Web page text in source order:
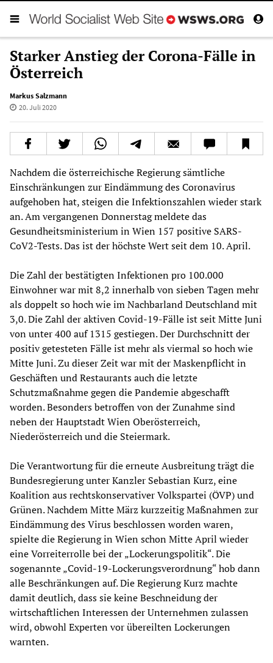
Starker Anstieg der Corona-Fälle in
Österreich
Markus Salzmann
20. Juli 2020
Nachdem die österreichische Regierung sämtliche
Einschränkungen zur Eindämmung des Coronavirus
aufgehoben hat, steigen die Infektionszahlen wieder stark
an. Am vergangenen Donnerstag meldete das
Gesundheitsministerium in Wien 157 positive SARS-
CoV2-Tests. Das ist der höchste Wert seit dem 10. April.
Die Zahl der bestätigten Infektionen pro 100.000
Einwohner war mit 8,2 innerhalb von sieben Tagen mehr
als doppelt so hoch wie im Nachbarland Deutschland mit
3,0. Die Zahl der aktiven Covid-19-Fälle ist seit Mitte Juni
von unter 400 auf 1315 gestiegen. Der Durchschnitt der
positiv getesteten Fälle ist mehr als viermal so hoch wie
Mitte Juni. Zu dieser Zeit war mit der Maskenpflicht in
Geschäften und Restaurants auch die letzte
Schutzmaßnahme gegen die Pandemie abgeschafft
worden. Besonders betroffen von der Zunahme sind
neben der Hauptstadt Wien Oberösterreich,
Niederösterreich und die Steiermark.
Die Verantwortung für die erneute Ausbreitung trägt die
Bundesregierung unter Kanzler Sebastian Kurz, eine
Koalition aus rechtskonservativer Volkspartei (ÖVP) und
Grünen. Nachdem Mitte März kurzzeitig Maßnahmen zur
Eindämmung des Virus beschlossen worden waren,
spielte die Regierung in Wien schon Mitte April wieder
eine Vorreiterrolle bei der „Lockerungspolitik“. Die
sogenannte „Covid-19-Lockerungsverordnung“ hob dann
alle Beschränkungen auf. Die Regierung Kurz machte
damit deutlich, dass sie keine Beschneidung der
wirtschaftlichen Interessen der Unternehmen zulassen
wird, obwohl Experten vor übereilten Lockerungen
warnten.